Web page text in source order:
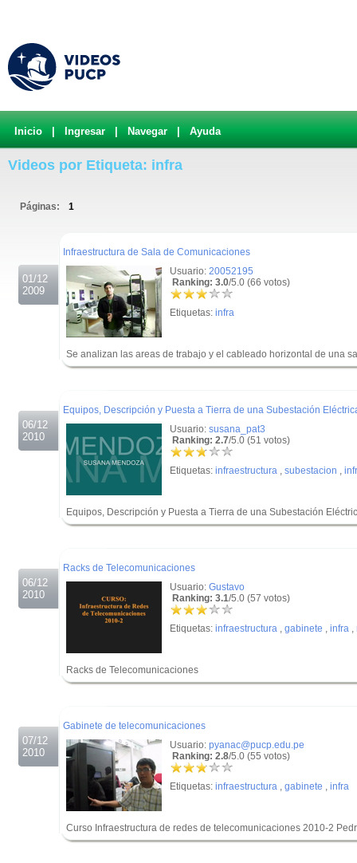
Inicio Ingresar Navegar Ayuda
Videos por Etiqueta: infra
Páginas: 1
01/12
2009
Infraestructura de Sala de Comunicaciones
Usuario: 20052195
Ranking: 3.0/5.0 (66 votos)
Etiquetas: infra
Se analizan las areas de trabajo y el cableado horizontal de una
06/12
2010
Equipos, Descripción y Puesta a Tierra de una Subestación
Usuario: susana_pat3
Ranking: 2.7/5.0 (51 votos)
Etiquetas: infraestructura , subestacion ,
Equipos, Descripción y Puesta a Tierra de una Subestación
06/12
2010
Racks de Telecomunicaciones
Usuario: Gustavo
Ranking: 3.1/5.0 (57 votos)
Etiquetas: infraestructura , gabinete , infra ,
Racks de Telecomunicaciones
07/12
2010
Gabinete de telecomunicaciones
Usuario: pyanac@pucp.edu.pe
Ranking: 2.8/5.0 (55 votos)
Etiquetas: infraestructura , gabinete , infra
Curso Infraestructura de redes de telecomunicaciones 2010-2